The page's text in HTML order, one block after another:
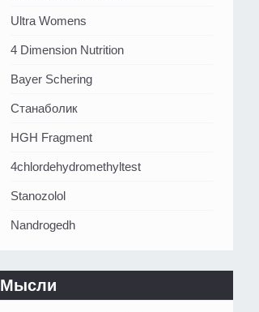
Ultra Womens
4 Dimension Nutrition
Bayer Schering
Станаболик
HGH Fragment
4chlordehydromethyltest
Stanozolol
Nandrogedh
Мысли